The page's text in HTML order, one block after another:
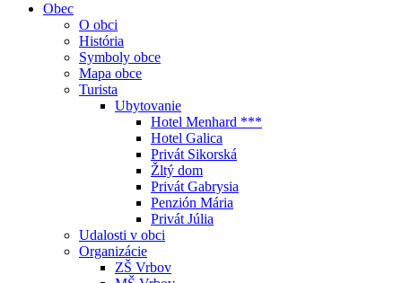
Obec
O obci
História
Symboly obce
Mapa obce
Turista
Ubytovanie
Hotel Menhard ***
Hotel Galica
Privát Sikorská
Žltý dom
Privát Gabrysia
Penzión Mária
Privát Júlia
Udalosti v obci
Organizácie
ZŠ Vrbov